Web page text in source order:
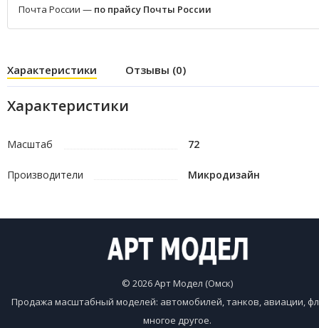
Почта России — по прайсу Почты России
Характеристики Отзывы (0)
Характеристики
Масштаб 72
Производители Микродизайн
© 2026 Арт Модел (Омск)
Продажа масштабный моделей: автомобилей, танков, авиации,
многое другое.